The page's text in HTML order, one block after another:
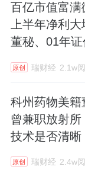
百亿市值富满
上半年净利
董秘、01年
原创 瑞财经 2.1w
科州药物美
曾兼职放射
技术是否清晰
原创 瑞财经 2.4w